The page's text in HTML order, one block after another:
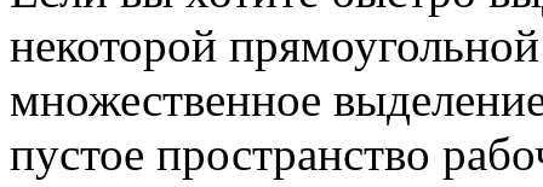
некоторой
множественное
пустое пространство